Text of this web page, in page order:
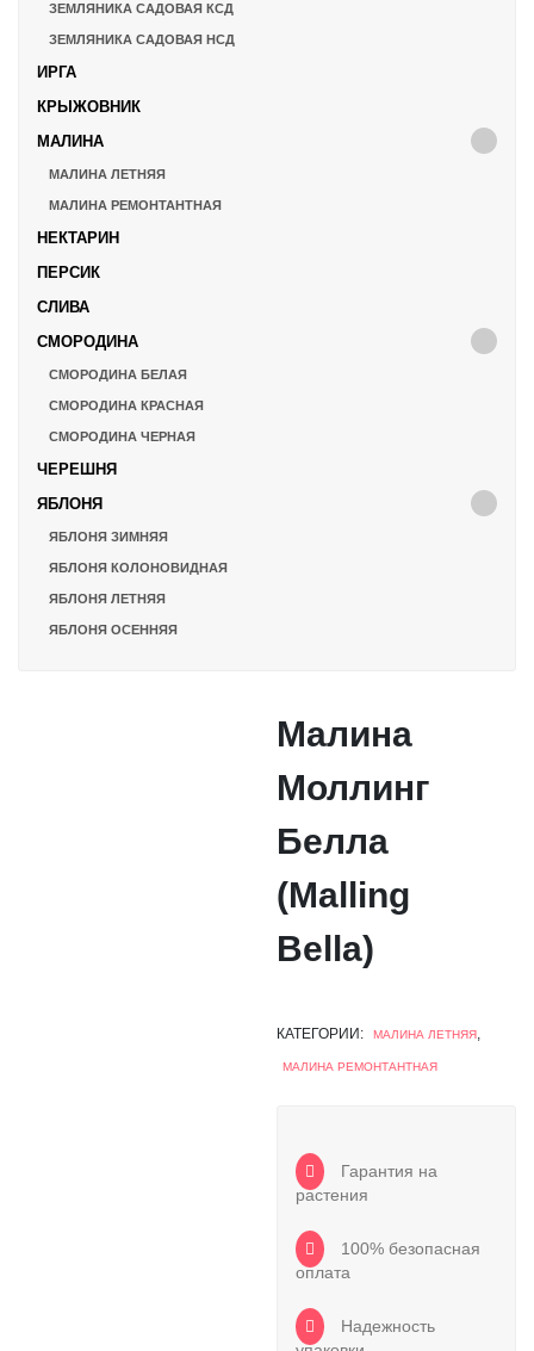
Малина
Моллинг
Белла
(Malling
Bella)
КАТЕГОРИИ: МАЛИНА ЛЕТНЯЯ,
МАЛИНА РЕМОНТАНТНАЯ
Гарантия на
растения
100% безопасная
оплата
Надежность
ЗЕМЛЯНИКА САДОВАЯ КСД
ЗЕМЛЯНИКА САДОВАЯ НСД
ИРГА
КРЫЖОВНИК
МАЛИНА
МАЛИНА ЛЕТНЯЯ
МАЛИНА РЕМОНТАНТНАЯ
НЕКТАРИН
ПЕРСИК
СЛИВА
СМОРОДИНА
СМОРОДИНА БЕЛАЯ
СМОРОДИНА КРАСНАЯ
СМОРОДИНА ЧЕРНАЯ
ЧЕРЕШНЯ
ЯБЛОНЯ
ЯБЛОНЯ ЗИМНЯЯ
ЯБЛОНЯ КОЛОНОВИДНАЯ
ЯБЛОНЯ ЛЕТНЯЯ
ЯБЛОНЯ ОСЕННЯЯ